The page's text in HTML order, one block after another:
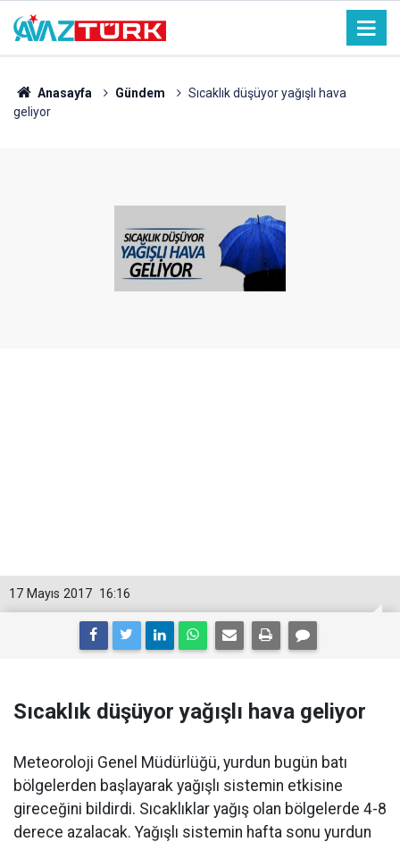
Anasayfa Gündem
Sıcaklık düşüyor yağışlı hava
geliyor
16:16
17 Mayıs 2017
Sıcaklık düşüyor yağışlı hava geliyor
Meteoroloji Genel Müdürlüğü, yurdun bugün batı
bölgelerden başlayarak yağışlı sistemin etkisine
gireceğini bildirdi. Sıcaklıklar yağış olan bölgelerde 4-8
derece azalacak. Yağışlı sistemin hafta sonu yurdun